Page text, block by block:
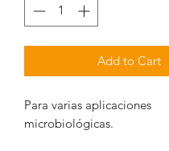
Add to Cart
Para varias aplicaciones
microbiológicas.